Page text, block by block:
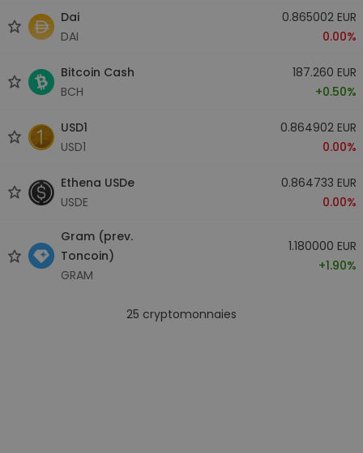
Dai
DAI
0.865002 EUR
0.00%
Bitcoin Cash
BCH
187.260 EUR
+0.50%
USD1
USD1
0.864902 EUR
0.00%
Ethena USDe
USDE
0.864733 EUR
0.00%
Gram (prev.
Toncoin)
GRAM
1.180000 EUR
+1.90%
25 cryptomonnaies